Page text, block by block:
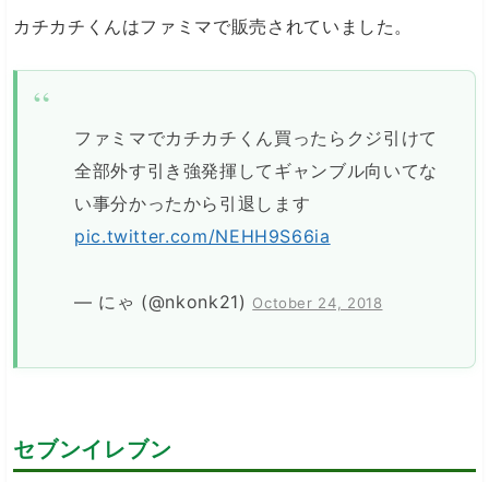
カチカチくんはファミマで販売されていました。
ファミマでカチカチくん買ったらクジ引けて
全部外す引き強発揮してギャンブル向いてな
い事分かったから引退します
pic.twitter.com/NEHH9S66ia
— にゃ (@nkonk21) October 24, 2018
セブンイレブン